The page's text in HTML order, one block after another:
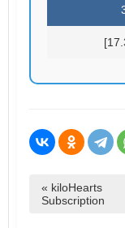
« kiloHearts
Subscription